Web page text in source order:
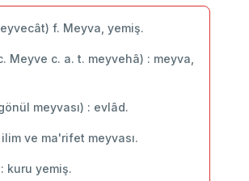
f. Meyva, yemiş.
Meyve c. a. t. meyvehâ) : meyva,
meyvası) : evlâd.
ilim ve ma'rifet meyvası.
kuru yemiş.